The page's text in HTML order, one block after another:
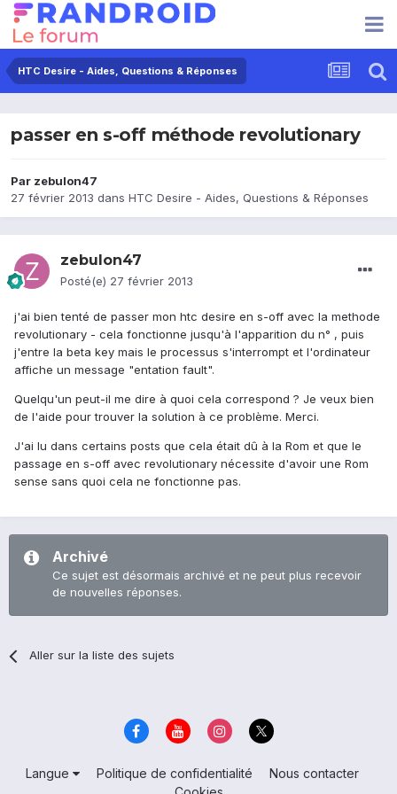
HTC Desire - Aides, Questions & Réponses
passer en s-off méthode revolutionary
Par zebulon47
27 février 2013 dans HTC Desire - Aides, Questions & Réponses
zebulon47
Posté(e) 27 février 2013
j'ai bien tenté de passer mon htc desire en s-off avec la methode
revolutionary - cela fonctionne jusqu'à l'apparition du n° , puis
j'entre la beta key mais le processus s'interrompt et l'ordinateur
affiche un message "entation fault".
Quelqu'un peut-il me dire à quoi cela correspond ? Je veux bien
de l'aide pour trouver la solution à ce problème. Merci.
J'ai lu dans certains posts que cela était dû à la Rom et que le
passage en s-off avec revolutionary nécessite d'avoir une Rom
sense sans quoi cela ne fonctionne pas.
Archivé
Ce sujet est désormais archivé et ne peut plus recevoir
de nouvelles réponses.
Aller sur la liste des sujets
Langue Politique de confidentialité
Nous contacter